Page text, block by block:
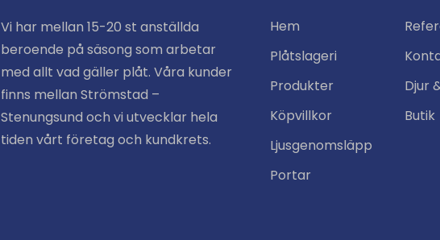
Vi har mellan 15-20 st anställda
beroende på säsong som arbetar
med allt vad gäller plåt. Våra kunder
finns mellan Strömstad –
Stenungsund och vi utvecklar hela
tiden vårt företag och kundkrets.
Hem
Plåtslageri
Produkter
Djur
Köpvillkor
Butik
Ljusgenomsläpp
Portar